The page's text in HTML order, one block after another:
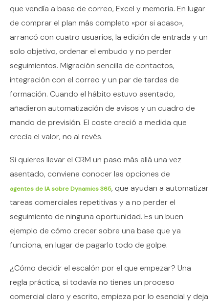
que vendía a base de correo, Excel y memoria. En lugar
de comprar el plan más completo «por si acaso»,
arrancó con cuatro usuarios, la edición de entrada y un
solo objetivo, ordenar el embudo y no perder
seguimientos. Migración sencilla de contactos,
integración con el correo y un par de tardes de
formación. Cuando el hábito estuvo asentado,
añadieron automatización de avisos y un cuadro de
mando de previsión. El coste creció a medida que
crecía el valor, no al revés.
Si quieres llevar el CRM un paso más allá una vez
asentado, conviene conocer las opciones de
agentes de IA sobre Dynamics 365, que ayudan a automatizar
tareas comerciales repetitivas y a no perder el
seguimiento de ninguna oportunidad. Es un buen
ejemplo de cómo crecer sobre una base que ya
funciona, en lugar de pagarlo todo de golpe.
¿Cómo decidir el escalón por el que empezar? Una
regla práctica, si todavía no tienes un proceso
comercial claro y escrito, empieza por lo esencial y deja